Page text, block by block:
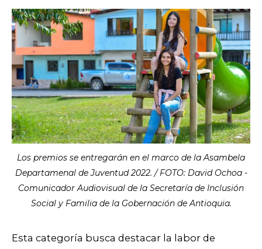
Los premios se entregarán en el marco de la Asambela
Departamenal de Juventud 2022. / FOTO: David Ochoa -
Comunicador Audiovisual de la Secretaría de Inclusión
Social y Familia de la Gobernación de Antioquia.
Esta categoría busca destacar la labor de